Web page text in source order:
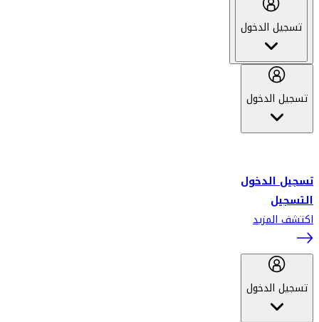
تسجيل الدخول
تسجيل الدخول
تسجيل الدخول
التسجيل
اكتشف المزيد
تسجيل الدخول